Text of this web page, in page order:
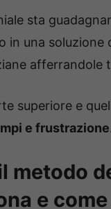
sta
in una soluzione
afferrandole
superiore e
e frustrazione
metodo
e